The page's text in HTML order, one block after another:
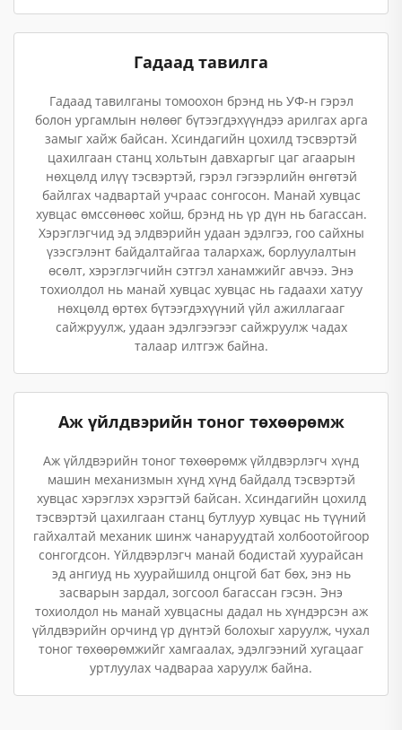
Гадаад тавилга
Гадаад тавилганы томоохон брэнд нь УФ-н гэрэл
болон ургамлын нөлөөг бүтээгдэхүүндээ арилгах арга
замыг хайж байсан. Хсиндагийн цохилд тэсвэртэй
цахилгаан станц хольтын давхаргыг цаг агаарын
нөхцөлд илүү тэсвэртэй, гэрэл гэгээрлийн өнгөтэй
байлгах чадвартай учраас сонгосон. Манай хувцас
хувцас өмссөнөөс хойш, брэнд нь үр дүн нь багассан.
Хэрэглэгчид эд элдвэрийн удаан эдэлгээ, гоо сайхны
үзэсгэлэнт байдалтайгаа талархаж, борлуулалтын
өсөлт, хэрэглэгчийн сэтгэл ханамжийг авчээ. Энэ
тохиолдол нь манай хувцас хувцас нь гадаахи хатуу
нөхцөлд өртөх бүтээгдэхүүний үйл ажиллагааг
сайжруулж, удаан эдэлгээгээг сайжруулж чадах
талаар илтгэж байна.
Аж үйлдвэрийн тоног төхөөрөмж
Аж үйлдвэрийн тоног төхөөрөмж үйлдвэрлэгч хүнд
машин механизмын хүнд хүнд байдалд тэсвэртэй
хувцас хэрэглэх хэрэгтэй байсан. Хсиндагийн цохилд
тэсвэртэй цахилгаан станц бутлуур хувцас нь түүний
гайхалтай механик шинж чанаруудтай холбоотойгоор
сонгогдсон. Үйлдвэрлэгч манай бодистай хуурайсан
эд ангиуд нь хуурайшилд онцгой бат бөх, энэ нь
засварын зардал, зогсоол багассан гэсэн. Энэ
тохиолдол нь манай хувцасны дадал нь хүндэрсэн аж
үйлдвэрийн орчинд үр дүнтэй болохыг харуулж, чухал
тоног төхөөрөмжийг хамгаалах, эдэлгээний хугацааг
уртлуулах чадвараа харуулж байна.